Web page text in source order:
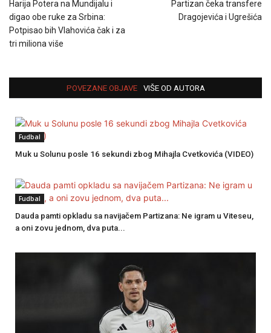
Harija Potera na Mundijalu i
digao obe ruke za Srbina:
Potpisao bih Vlahovića čak i za
tri miliona više
Partizan čeka transfere
Dragojevića i Ugrešića
POVEZANE OBJAVE VIŠE OD AUTORA
Fudbal
Muk u Solunu posle 16 sekundi zbog Mihajla Cvetkovića (VIDEO)
Fudbal
Dauda pamti opkladu sa navijačem Partizana: Ne igram u Viteseu,
a oni zovu jednom, dva puta...